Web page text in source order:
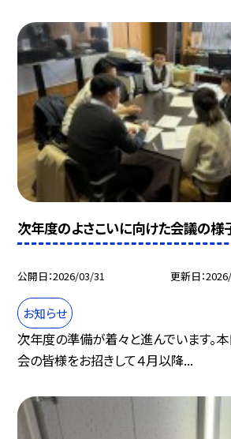
次年度のよさこいに向けた会議の様
公開日 2026/03/31 更新日
お知らせ
次年度の準備が着々と進んでいます。
会の皆様をお招きして４月以降...